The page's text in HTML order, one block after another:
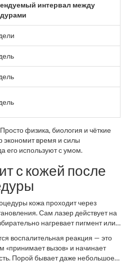
интервал между
физика, биология и чёткие
экономит время и силы
его используют с умом.
с кожей после
кожа проходит через
Сам лазер действует на
нагревает пигмент или
Но вместе с этим возникает
покраснением,
лёгкий зуд или жжение.
воспалительная реакция — это
«принимает вызов» и начинает
Порой бывает даже небольшое